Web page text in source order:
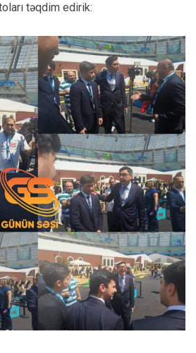
təqdim edirik: